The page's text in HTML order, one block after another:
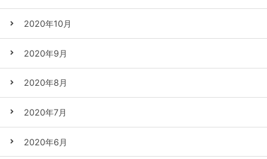
2020年10月
2020年9月
2020年8月
2020年7月
2020年6月